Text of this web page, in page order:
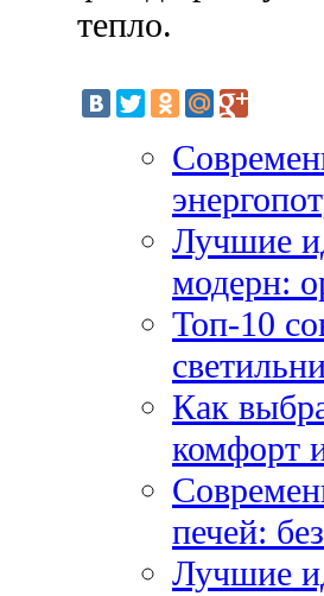
тепло.
Лучшие
модерн:
Топ-10
Как
комфорт
печей:
Лучшие